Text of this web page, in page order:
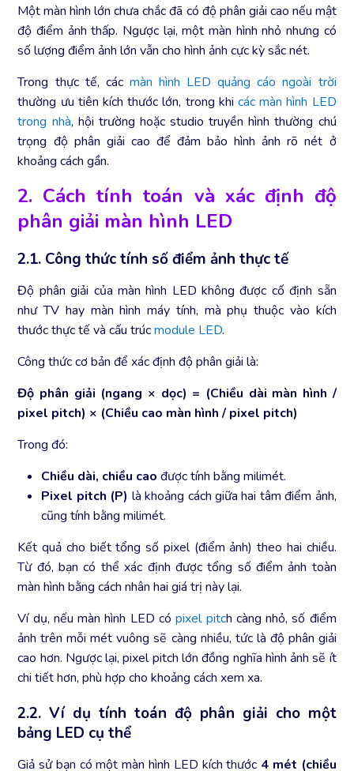
Một màn hình lớn chưa chắc đã có độ phân giải cao nếu mật
độ điểm ảnh thấp. Ngược lại, một màn hình nhỏ nhưng có
số lượng điểm ảnh lớn vẫn cho hình ảnh cực kỳ sắc nét.
Trong thực tế, các màn hình LED quảng cáo ngoài trời
thường ưu tiên kích thước lớn, trong khi các màn hình LED
trong nhà, hội trường hoặc studio truyền hình thường chú
trọng độ phân giải cao để đảm bảo hình ảnh rõ nét ở
khoảng cách gần.
2. Cách tính toán và xác định độ
phân giải màn hình LED
2.1. Công thức tính số điểm ảnh thực tế
Độ phân giải của màn hình LED không được cố định sẵn
như TV hay màn hình máy tính, mà phụ thuộc vào kích
thước thực tế và cấu trúcmodule LED.
Công thức cơ bản để xác định độ phân giải là:
Độ phân giải (ngang × dọc) = (Chiều dài màn hình /
pixel pitch) × (Chiều cao màn hình / pixel pitch)
Trong đó:
Chiều dài, chiều cao được tính bằng milimét.
Pixel pitch (P) là khoảng cách giữa hai tâm điểm ảnh,
cũng tính bằng milimét.
Kết quả cho biết tổng số pixel (điểm ảnh) theo hai chiều.
Từ đó, bạn có thể xác định được tổng số điểm ảnh toàn
màn hình bằng cách nhân hai giá trị này lại.
Ví dụ, nếu màn hình LED cópixel pitch càng nhỏ, số điểm
ảnh trên mỗi mét vuông sẽ càng nhiều, tức là độ phân giải
cao hơn. Ngược lại, pixel pitch lớn đồng nghĩa hình ảnh sẽ ít
chi tiết hơn, phù hợp cho khoảng cách xem xa.
2.2. Ví dụ tính toán độ phân giải cho một
bảng LED cụ thể
Giả sử bạn có một màn hình LED kích thước 4 mét (chiều